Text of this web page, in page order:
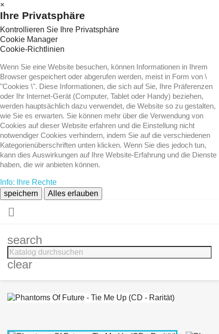
×
Ihre Privatsphäre
Kontrollieren Sie Ihre Privatsphäre
Cookie Manager
Cookie-Richtlinien
Wenn Sie eine Website besuchen, können Informationen in Ihrem
Browser gespeichert oder abgerufen werden, meist in Form von \
"Cookies \". Diese Informationen, die sich auf Sie, Ihre Präferenzen
oder Ihr Internet-Gerät (Computer, Tablet oder Handy) beziehen,
werden hauptsächlich dazu verwendet, die Website so zu gestalten,
wie Sie es erwarten. Sie können mehr über die Verwendung von
Cookies auf dieser Website erfahren und die Einstellung nicht
notwendiger Cookies verhindern, indem Sie auf die verschiedenen
Kategorienüberschriften unten klicken. Wenn Sie dies jedoch tun,
kann dies Auswirkungen auf Ihre Website-Erfahrung und die Dienste
haben, die wir anbieten können.
Info: Ihre Rechte
speichern
Alles erlauben

search
clear